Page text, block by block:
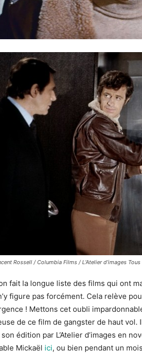
Rossell / Columbia Films / L’Atelier d’images
fait la longue liste des films qui ont
figure pas forcément. Cela relève
! Mettons cet oubli
de ce film de gangster de haut vol.
édition par L’Atelier d’images en
Mickaël ici, ou bien pendant un